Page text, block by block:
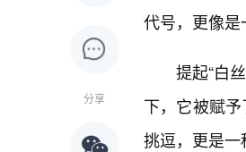
分享
代号，更像是
提起“白
下，它被赋
挑逗，更是一